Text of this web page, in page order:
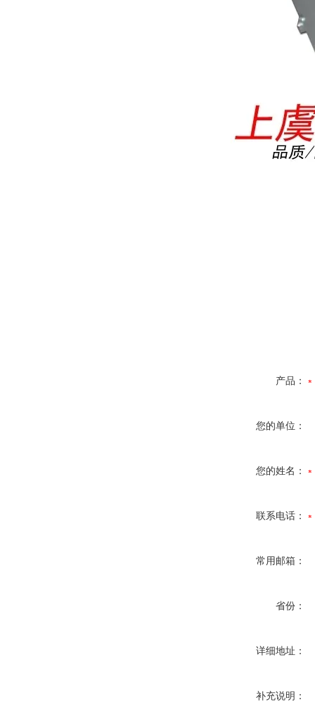
产品：
您的单位：
您的姓名：
联系电话：
常用邮箱：
省份：
详细地址：
补充说明：